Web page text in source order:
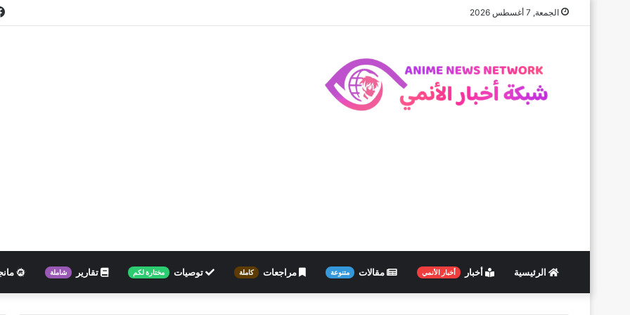
الجمعة, 7 أغسطس 2026
الرئيسية أخبار أخبار الأنمي مقالات متنوعة مراجعات كاملة توصيات مختارة لكم تقارير شاملة